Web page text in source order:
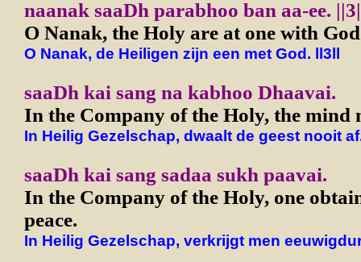
naanak saaDh parabhoo ban aa-ee.
O Nanak, the Holy are at one with
O Nanak, de Heiligen zijn een met God. ll3ll
saaDh kai sang na kabhoo Dhaavai.
In the Company of the Holy, the mind
In Heilig Gezelschap, dwaalt de geest nooit
saaDh kai sang sadaa sukh paavai.
In the Company of the Holy, one
peace.
In Heilig Gezelschap, verkrijgt men